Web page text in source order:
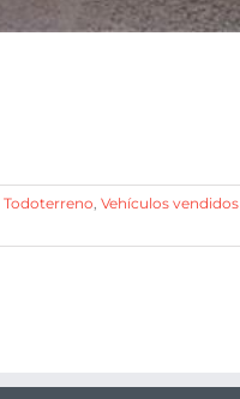
Todoterreno, Vehículos vendidos